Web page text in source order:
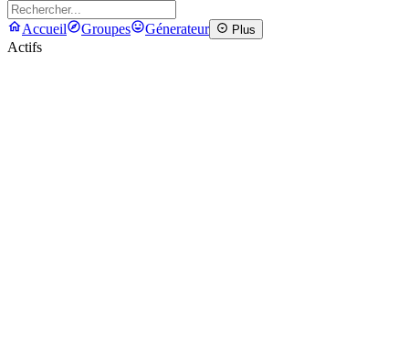
Accueil Groupes Génerateur Plus
Actifs